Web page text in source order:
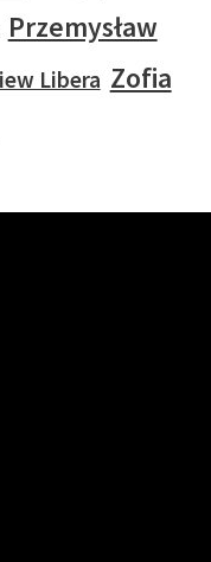
Przemysław
Libera Zofia